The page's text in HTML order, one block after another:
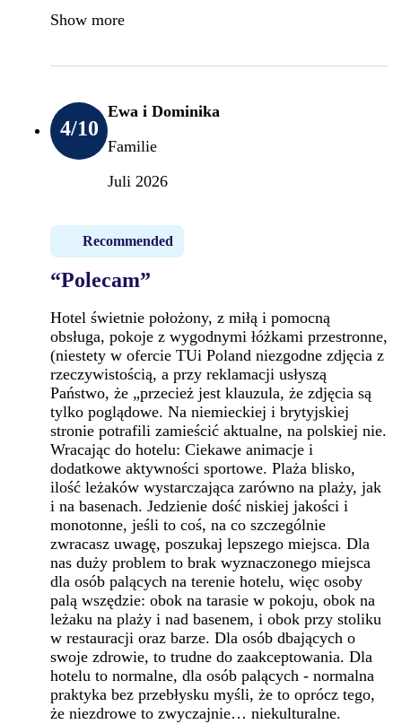
Show more
4/10
Ewa i Dominika
Familie
Juli 2026
Recommended
“Polecam”
Hotel świetnie położony, z miłą i pomocną
obsługa, pokoje z wygodnymi łóżkami przestronne,
(niestety w ofercie TUi Poland niezgodne zdjęcia z
rzeczywistością, a przy reklamacji usłyszą
Państwo, że „przecież jest klauzula, że zdjęcia są
tylko poglądowe. Na niemieckiej i brytyjskiej
stronie potrafili zamieścić aktualne, na polskiej nie.
Wracając do hotelu: Ciekawe animacje i
dodatkowe aktywności sportowe. Plaża blisko,
ilość leżaków wystarczająca zarówno na plaży, jak
i na basenach. Jedzienie dość niskiej jakości i
monotonne, jeśli to coś, na co szczególnie
zwracasz uwagę, poszukaj lepszego miejsca. Dla
nas duży problem to brak wyznaczonego miejsca
dla osób palących na terenie hotelu, więc osoby
palą wszędzie: obok na tarasie w pokoju, obok na
leżaku na plaży i nad basenem, i obok przy stoliku
w restauracji oraz barze. Dla osób dbających o
swoje zdrowie, to trudne do zaakceptowania. Dla
hotelu to normalne, dla osób palących - normalna
praktyka bez przebłysku myśli, że to oprócz tego,
że niezdrowe to zwyczajnie… niekulturalne.